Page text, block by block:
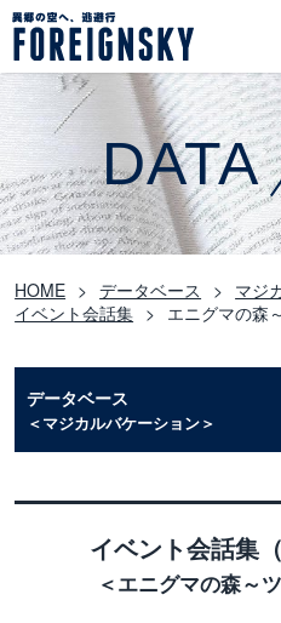
DATA
HOME データベース
マジ
イベント会話集
エニグマの森
イベント会話集
＜エニグマの森～
データベース
＜マジカルバケーション＞